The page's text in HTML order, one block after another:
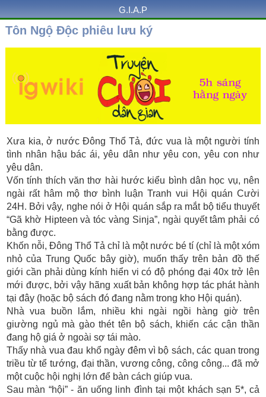
G.I.A.P
Tôn Ngộ Độc phiêu lưu ký
Xưa kia, ở nước Đông Thổ Tả, đức vua là một người tính
tình nhân hậu bác ái, yêu dân như yêu con, yêu con như
yêu dân.
Vốn tính thích văn thơ hài hước kiểu bình dân học vụ, nên
ngài rất hâm mộ thơ bình luận Tranh vui Hội quán Cười
24H. Bởi vậy, nghe nói ở Hội quán sắp ra mắt bộ tiểu thuyết
“Gã khờ Hipteen và tóc vàng Sinja”, ngài quyết tâm phải có
bằng được.
Khốn nỗi, Đông Thổ Tả chỉ là một nước bé tí (chỉ là một xóm
nhỏ của Trung Quốc bây giờ), muốn thấy trên bản đồ thế
giới cần phải dùng kính hiển vi có độ phóng đại 40x trở lên
mới được, bởi vậy hãng xuất bản không hợp tác phát hành
tại đây (hoặc bộ sách đó đang nằm trong kho Hội quán).
Nhà vua buồn lắm, nhiều khi ngài ngồi hàng giờ trên
giường ngủ mà gào thét tên bộ sách, khiến các cận thần
đang hộ giá ở ngoài sợ tái mào.
Thấy nhà vua đau khổ ngày đêm vì bộ sách, các quan trong
triều từ tể tướng, đại thần, vương công, công công... đã mở
một cuộc hội nghị lớn để bàn cách giúp vua.
Sau màn “hội” - ăn uống linh đình tại một khách sạn 5*, cả